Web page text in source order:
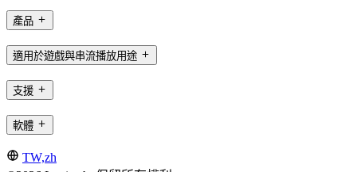
產品
適用於遊戲與串流播放用途
支援
軟體
TW,zh